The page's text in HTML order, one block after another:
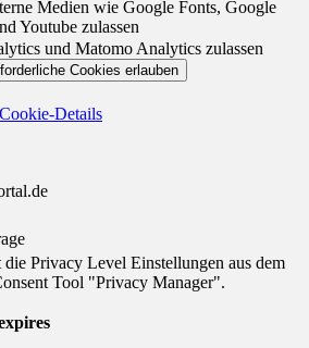
Medien wie Google Fonts, Google
Youtube zulassen
und Matomo Analytics zulassen
Cookie-Details
die Privacy Level Einstellungen aus dem
Tool "Privacy Manager".